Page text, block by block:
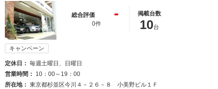
総合評価 -
0件
掲載台数
10台
キャンペーン
定休日
毎週土曜日、日曜日
営業時間
10：00～19：00
所在地
東京都杉並区今川４－２６－８ 小美野ビル１Ｆ